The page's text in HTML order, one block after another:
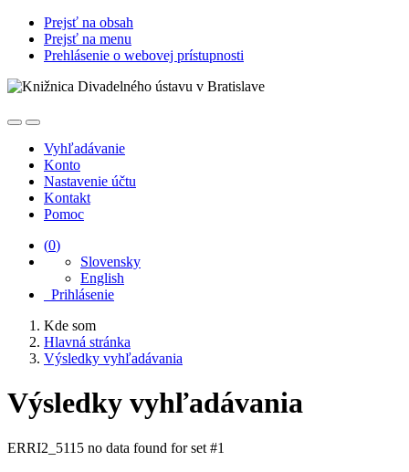
Prejsť na obsah
Prejsť na menu
Prehlásenie o webovej prístupnosti
Vyhľadávanie
Konto
Nastavenie účtu
Kontakt
Pomoc
(0)
Slovensky
English
Prihlásenie
Kde som
Hlavná stránka
Výsledky vyhľadávania
Výsledky vyhľadávania
ERRI2_5115 no data found for set #1